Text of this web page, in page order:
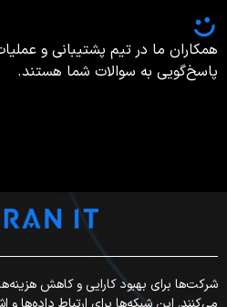
همکاران ما در تیم پشتیبانی و
پاسخ‌گویی به سوالات شما هستند.
شرکت‌ها برای بهبود کارایی و کاهش